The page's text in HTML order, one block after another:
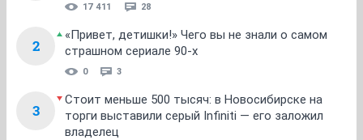
17 411 28
2
«Привет, детишки!» Чего вы не знали о самом
страшном сериале 90-х
0 3
3
Стоит меньше 500 тысяч: в Новосибирске на
торги выставили серый Infiniti — его заложил
владелец